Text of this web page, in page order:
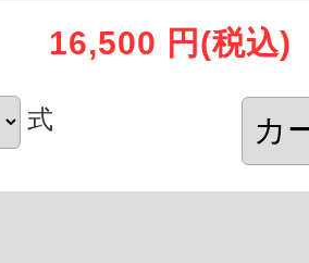
16,500 円 (税込)
式